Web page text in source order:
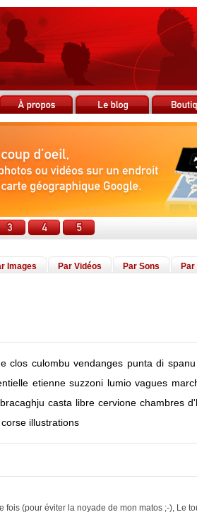
Images Par Vidéos Par Sons
clos culombu vendanges punta di spanu
etienne suzzoni lumio vagues
casta libre cervione chambres
illustrations
fois (pour éviter la noyade de mon matos ;-), Le